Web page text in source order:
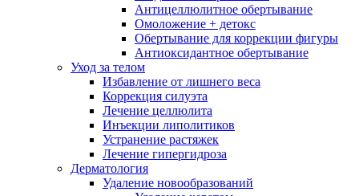
Антицеллюлитное обертывание
Омоложение + детокс
Обертывание для коррекции фигуры
Антиоксидантное обертывание
Уход за телом
Избавление от лишнего веса
Коррекция силуэта
Лечение целлюлита
Инъекции липолитиков
Устранение растяжек
Лечение гипергидроза
Дерматология
Удаление новообразований